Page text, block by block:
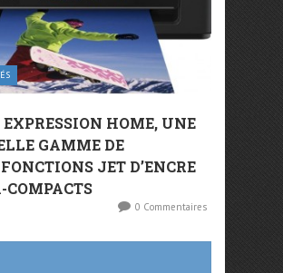
EXPRESSION HOME, UNE
GAMME DE
JET D’ENCRE
COMPACTS
0 Commentaires